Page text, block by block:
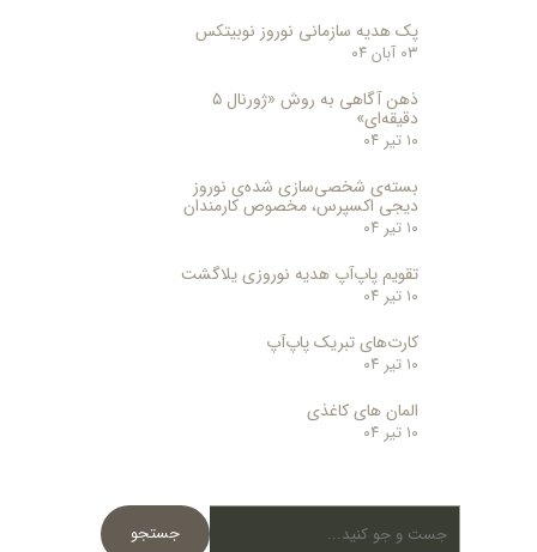
پک هدیه سازمانی نوروز نوبیتکس
۰۳ آبان ۰۴
ذهن آگاهی به روش «ژورنال ۵
دقیقه‌ای»
۱۰ تیر ۰۴
بسته‌ی شخصی‌سازی شده‌ی نوروز
دیجی اکسپرس، مخصوص کارمندان
۱۰ تیر ۰۴
تقویم پاپ‌آپ هدیه نوروزی یلاگشت
۱۰ تیر ۰۴
کارت‌های تبریک پاپ‌آپ
۱۰ تیر ۰۴
المان های کاغذی
۱۰ تیر ۰۴
جستجو